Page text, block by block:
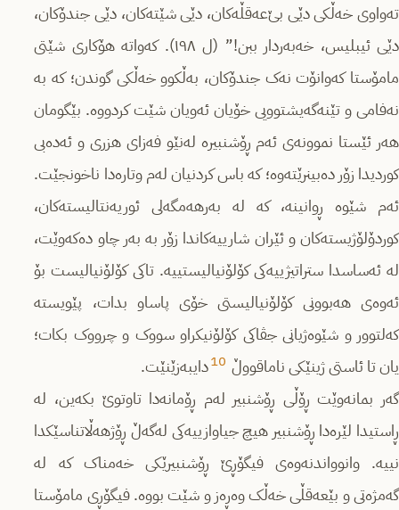
تەواوی خەڵکی دێی بێ‌عەقڵەکان، دێی شێتەکان، دێی جندۆکان،
دێی ئیبلیس، خەبەردار ببن!” (ل ١٩٨). کەواتە هۆکاری شێتی
مامۆستا کەوانۆت نەک جندۆکان، بەڵکوو خەڵکی گوندن؛ کە بە
نەفامی و تێنەگەیشتوویی خۆیان ئەویان شێت کردووە. بێگومان
هەر ئێستا نموونەی ئەم ڕۆشنبیرە لەنێو فەزای هزری و ئەدەبی
کوردیدا زۆر دەبینرێتەوە؛ کە باس کردنیان لەم وتارەدا ناخونجێت.
ئەم شێوە ڕوانینە، کە لە بەرهەمگەلی ئوریەنتالیستەکان،
کوردۆلۆژیستەکان و ئێران شارییەکاندا زۆر بە بەر چاو دەکەوێت،
لە ئەساسدا ستراتیژییەکی کۆلۆنیالیستییە. تاکی کۆلۆنیالیست بۆ
ئەوەی هەبوونی کۆلۆنیالیستی خۆی پاساو بدات، پێویستە
کەلتوور و شێوەژیانی جڤاکی کۆلۆنیکراو سووک و چرووک بکات؛
یان تا ئاستی ژینێکی ناماقووڵ 10دایبەزێنێت.
گەر بمانەوێت ڕۆڵی ڕۆشنبیر لەم ڕۆمانەدا تاوتوێ بکەین، لە
ڕاستیدا لێرەدا ڕۆشنبیر هیچ جیاوازییەکی لەگەڵ ڕۆژهەڵاتناسێکدا
نییە. وانوواندنەوەی فیگۆڕێ ڕۆشنبیرێکی خەمناک کە لە
گەمژەتی و بێعەقڵی خەڵک وەڕەز و شێت بووە. فیگۆڕی مامۆستا